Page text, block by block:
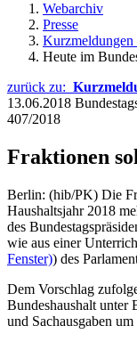
Webarchiv
Presse
Kurzmeldungen
Heute im
zurück zu:
13.06.2018
407/2018
Fraktionen
Berlin: (hib/PK) Die
Haushaltsjahr 2018
des
wie aus einer
Fenster)) des
Dem Vorschlag
Bundeshaushalt unter
und Sachausgaben